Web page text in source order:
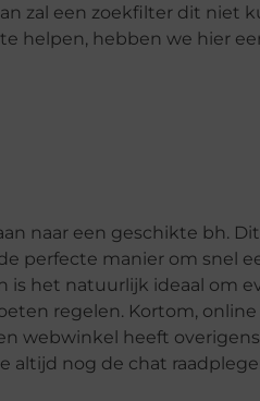
zal een zoekfilter dit niet
helpen, hebben we hier
naar een geschikte bh.
perfecte manier om snel
is het natuurlijk ideaal om
regelen. Kortom,
webwinkel heeft
nog de chat